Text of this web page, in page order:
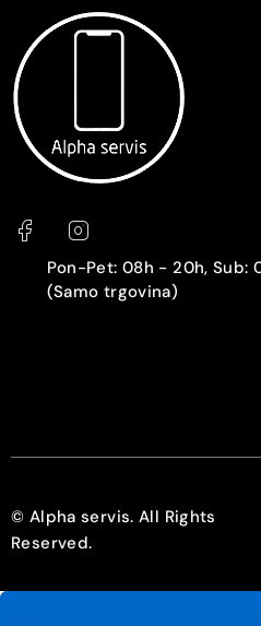
Pon-Pet: 08h - 20h, Sub:
(Samo trgovina)
© Alpha servis. All Rights
Reserved.